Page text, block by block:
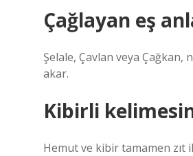
Çağlayan eş
Şelale, Çavlan veya
akar.
Kibirli
Hemut ve kibir tamamen zıt